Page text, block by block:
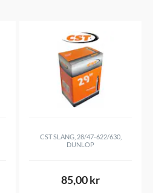
CST SLANG, 28/47-622/630,
DUNLOP
85,00 kr